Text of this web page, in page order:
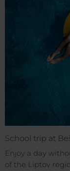
School trip at
Enjoy a day
of the Liptov